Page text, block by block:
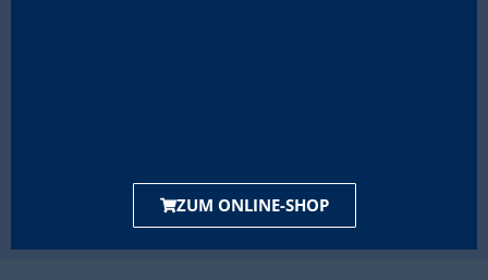
ZUM ONLINE-SHOP